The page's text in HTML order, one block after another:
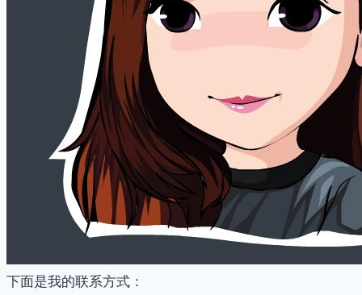
下面是我的联系方式：